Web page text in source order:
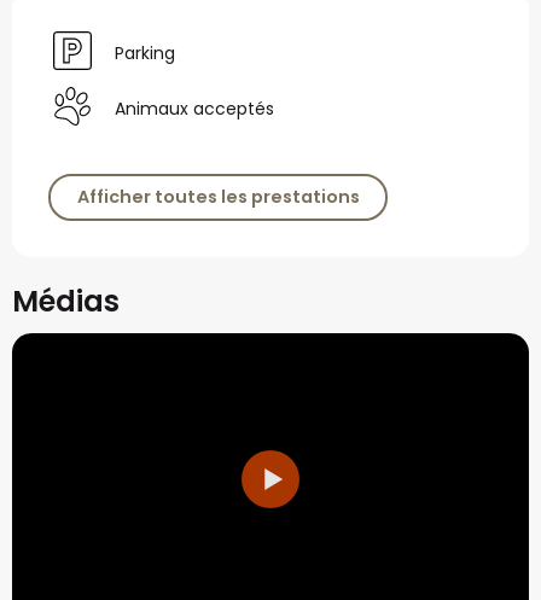
Parking
Animaux acceptés
Afficher toutes les prestations
Médias